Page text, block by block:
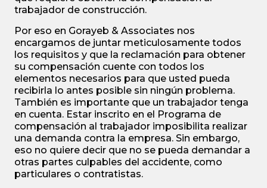
trabajador de construcción.
Por eso en Gorayeb & Associates nos
encargamos de juntar meticulosamente todos
los requisitos y que la reclamación para obtener
su compensación cuente con todos los
elementos necesarios para que usted pueda
recibirla lo antes posible sin ningún problema.
También es importante que un trabajador tenga
en cuenta. Estar inscrito en el Programa de
compensación al trabajador imposibilita realizar
una demanda contra la empresa. Sin embargo,
eso no quiere decir que no se pueda demandar a
otras partes culpables del accidente, como
particulares o contratistas.